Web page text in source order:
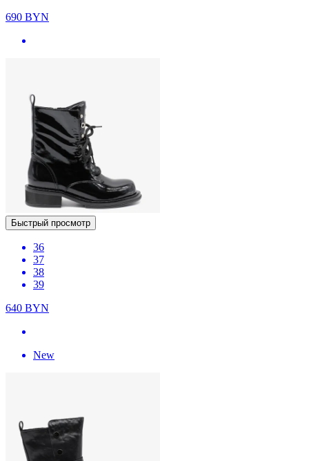
690 BYN
Быстрый просмотр
36
37
38
39
640 BYN
New